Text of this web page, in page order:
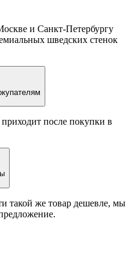
и Санкт-Петербургу
шведских стенок
после покупки в
такой же товар дешевле, мы